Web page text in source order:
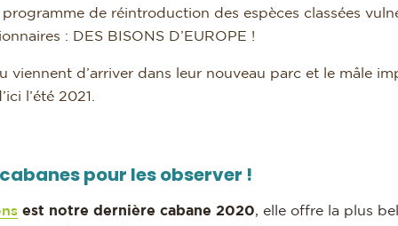
de réintroduction des espèces classées
: DES BISONS D’EUROPE !
viennent d’arriver dans leur nouveau parc et le mâle
l’été 2021.
pour les observer !
est notre dernière cabane 2020, elle offre la plus